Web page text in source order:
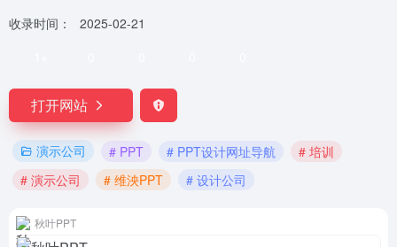
收录时间：
2025-02-21
打开网站
演示公司 # PPT # PPT设计网址导航
# 培训
# 演示公司
# 维泱PPT # 设计公司
秋叶PPT